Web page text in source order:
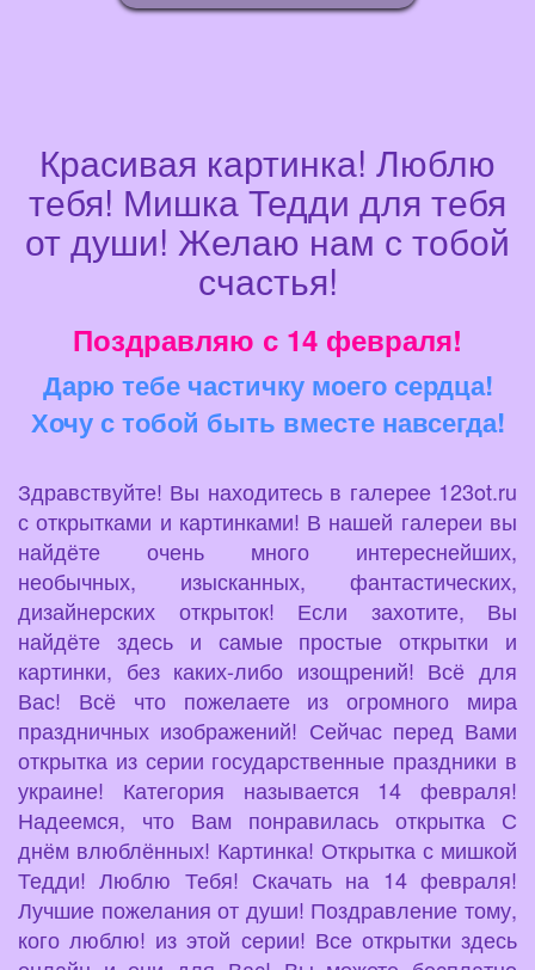
Красивая картинка! Люблю
тебя! Мишка Тедди для тебя
от души! Желаю нам с тобой
счастья!
Поздравляю с 14 февраля!
Дарю тебе частичку моего сердца!
Хочу с тобой быть вместе навсегда!
Здравствуйте! Вы находитесь в галерее 123ot.ru
с открытками и картинками! В нашей галереи вы
найдёте очень много интереснейших,
необычных, изысканных, фантастических,
дизайнерских открыток! Если захотите, Вы
найдёте здесь и самые простые открытки и
картинки, без каких-либо изощрений! Всё для
Вас! Всё что пожелаете из огромного мира
праздничных изображений! Сейчас перед Вами
открытка из серии государственные праздники в
украине! Категория называется 14 февраля!
Надеемся, что Вам понравилась открытка С
днём влюблённых! Картинка! Открытка с мишкой
Тедди! Люблю Тебя! Скачать на 14 февраля!
Лучшие пожелания от души! Поздравление тому,
кого люблю! из этой серии! Все открытки здесь